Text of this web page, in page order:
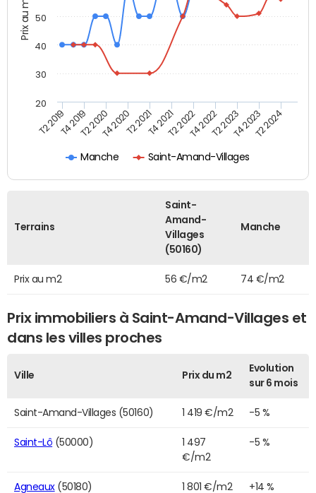
Prix au m2
Manche Saint-Amand-Villages
T2 2019T4 2019T2 2020T4 2020T2 2021T4 2021T2 2022T4 2022T2 2023T4 2023T2 2024
20
30
40
50
Terrains
Saint-
Amand-
Villages
(50160)
Manche
Prix au m2 56 €/m2 74 €/m2
Prix immobiliers à Saint-Amand-Villages et
dans les villes proches
Ville Prix du m2
Evolution
sur 6 mois
Saint-Amand-Villages (50160) 1 419 €/m2 -5 %
Saint-Lô (50000)
1 497
€/m2
-5 %
Agneaux(50180) 1 801 €/m2 +14 %